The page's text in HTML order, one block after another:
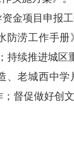
金项目申报工
防涝工作手
持续推进城
、老城西中
督促做好创